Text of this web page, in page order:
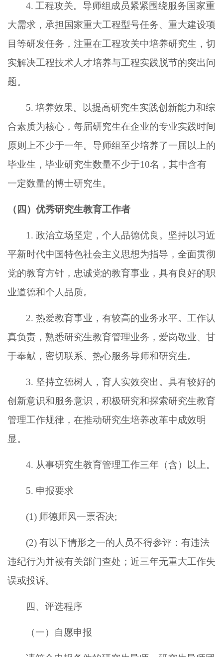
4. 工程攻关。导师组成员紧紧围绕服务国家重
大需求，承担国家重大工程型号任务、重大建设项
目等研发任务 ， 注重在工程攻关中培养研究生， 切
实解决工程技术人才培养与工程实践脱节的突出问
题。
5. 培养效果。以提高研究生实践创新能力和综
合素质为核心，每届研究生在企业的专业实践时间
原则上不少于一年。导师组至少培养了一届以上的
毕业生，毕业研究生数量不少于10名，其中含有
一定数量的博士研究生。
（四）优秀研究生教育工作者
1. 政治立场坚定，个人品德优良。坚持以习近
平新时代中国特色社会主义思想为指导，全面贯彻
党的教育方针，忠诚党的教育事业，具有良好的职
业道德和个人品质。
2. 热爱教育事业，有较高的业务水平。工作认
真负责，熟悉研究生教育管理业务，爱岗敬业、甘
于奉献，密切联系、热心服务导师和研究生。
3. 坚持立德树人，育人实效突出。具有较好的
创新意识和服务意识，积极研究和探索研究生教育
管理工作规律，在推动研究生培养改革中成效明
显。
4. 从事研究生教育管理工作三年 （含） 以上。
5. 申报要求
(1) 师德师风一票否决;
(2) 有以下情形之一的人员不得参评：有违法
违纪行为并被有关部门查处；近三年无重大工作失
误或投诉。
四、评选程序
（一）自愿申报